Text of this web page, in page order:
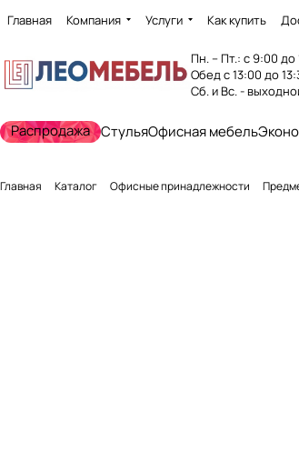
Главная Компания Услуги Как купить
Пн. – Пт.: с 9:00 до
Обед с 13:00 до
Сб. и Вс. -
Распродажа СтульяОфисная мебель
Главная Каталог Офисные принадлежности